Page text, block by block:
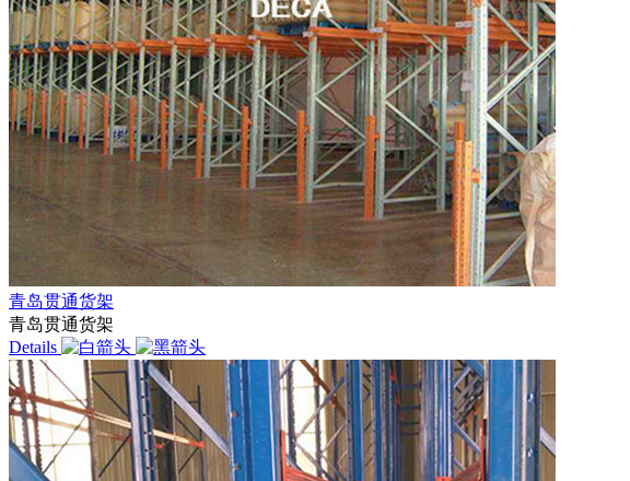
青岛贯通货架
青岛贯通货架
Details